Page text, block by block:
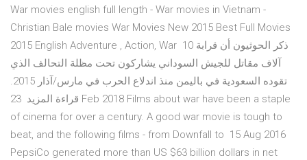
War movies english full length - War movies in Vietnam -
Christian Bale movies War Movies New 2015 Best Full Movies
2015 English Adventure , Action, War ذكر الحوثيون أن قرابة 10
آلاف مقاتل للجيش السوداني يشاركون تحت مظلة التحالف الذي
تقوده السعودية في باليمن منذ اندلاع الحرب في مارس/آذار 2015.
قراءة المزيد 23 Feb 2018 Films about war have been a staple
of cinema for over a century. A good war movie is tough to
beat, and the following films - from Downfall to 15 Aug 2016
PepsiCo generated more than US $63 billion dollars in net